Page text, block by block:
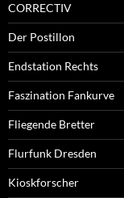
CORRECTIV
Der Postillon
Endstation Rechts
Faszination Fankurve
Fliegende Bretter
Flurfunk Dresden
Kioskforscher